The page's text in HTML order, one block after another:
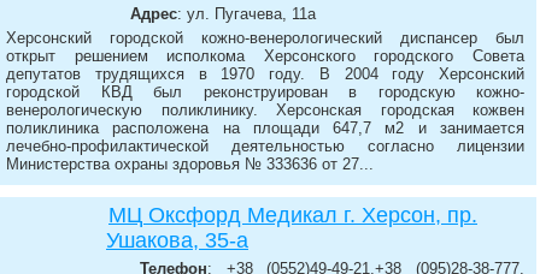
Адрес: ул. Пугачева, 11а
Херсонский городской кожно-венерологический диспансер был
открыт решением исполкома Херсонского городского Совета
депутатов трудящихся в 1970 году. В 2004 году Херсонский
городской КВД был реконструирован в городскую кожно-
венерологическую поликлинику. Херсонская городская кожвен
поликлиника расположена на площади 647,7 м2 и занимается
лечебно-профилактической деятельностью согласно лицензии
Министерства охраны здоровья № 333636 от 27...
МЦ Оксфорд Медикал г. Херсон, пр.
Ушакова, 35-а
Телефон: +38 (0552)49-49-21,+38 (095)28-38-777,